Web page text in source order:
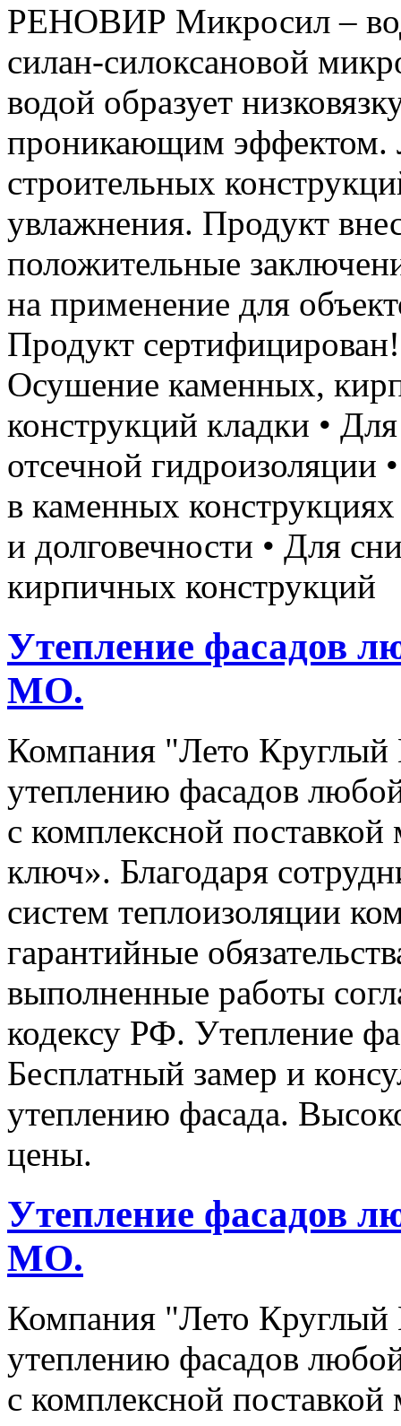
РЕНОВИР Микросил –
силан-силоксановой
водой образует
проникающим эффектом.
строительных
увлажнения. Продукт
положительные
на применение для
Продукт
Осушение каменных,
конструкций кладки •
отсечной гидроизоляции
в каменных
и долговечности • Для
кирпичных конструкций
Утепление фасадов
МО.
Компания "Лето Круглый
утеплению фасадов
с комплексной
ключ». Благодаря
систем теплоизоляции
гарантийные
выполненные работы
кодексу РФ. Утепление
Бесплатный замер и
утеплению фасада.
цены.
Утепление фасадов
МО.
Компания "Лето Круглый
утеплению фасадов
с комплексной